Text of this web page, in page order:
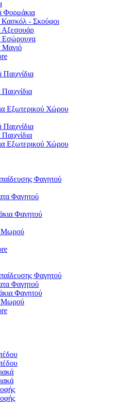
Φορμάκια
Κασκόλ - Σκούφοι
Αξεσουάρ
Εσώρουχα
Μαγιό
Εξωτερικού Χώρου
Εξωτερικού Χώρου
Φαγητού
Φαγητού
Φαγητού
Μωρού
Φαγητού
Φαγητού
Φαγητού
Μωρού